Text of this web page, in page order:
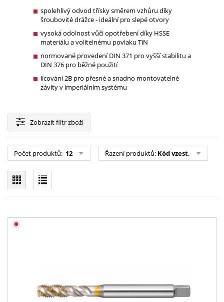
spolehlivý odvod třísky směrem vzhůru díky
šroubovité drážce - ideální pro slepé otvory
vysoká odolnost vůči opotřebení díky HSSE
materiálu a volitelnému povlaku TiN
normované provedení DIN 371 pro vyšší stabilitu a
DIN 376 pro běžné použití
lícování 2B pro přesné a snadno montovatelné
závity v imperiálním systému
Zobrazitfiltr zboží
Počet produktů: 12 Řazení produktů: Kód vzest.